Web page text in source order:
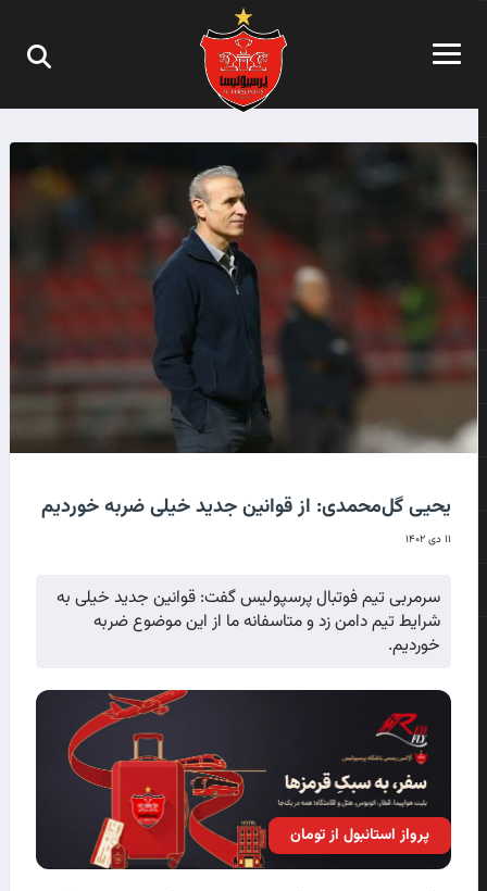
یحیی گل‌محمدی: از قوانین جدید خیلی ضربه خوردیم
۱۱ دی ۱۴۰۲
سرمربی تیم فوتبال پرسپولیس گفت: قوانین جدید خیلی به
شرایط تیم دامن زد و متاسفانه ما از این موضوع ضربه
خوردیم.
پرواز استانبول از تومان